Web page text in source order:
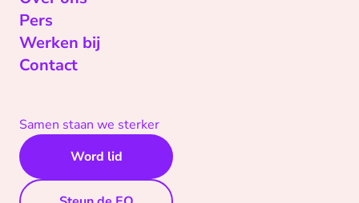
Pers
Werken bij
Contact
Samen staan we sterker
Word lid